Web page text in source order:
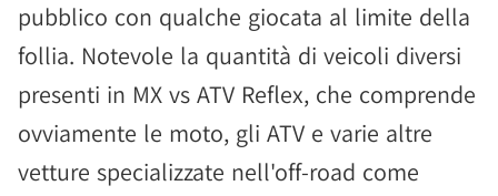
pubblico con qualche giocata al limite della
follia. Notevole la quantità di veicoli diversi
presenti in MX vs ATV Reflex, che comprende
ovviamente le moto, gli ATV e varie altre
vetture specializzate nell'off-road come